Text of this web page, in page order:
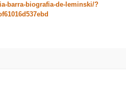
barra-biografia-de-leminski/?